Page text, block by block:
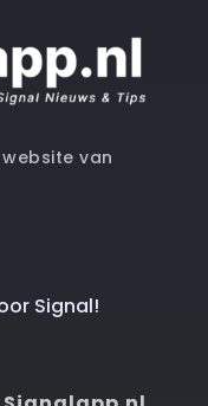
van
Signal!